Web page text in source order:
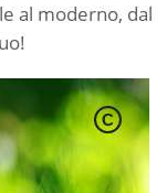
al moderno, dal
C